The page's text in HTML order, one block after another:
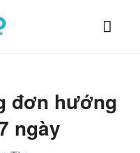
đơn hướng
ngày